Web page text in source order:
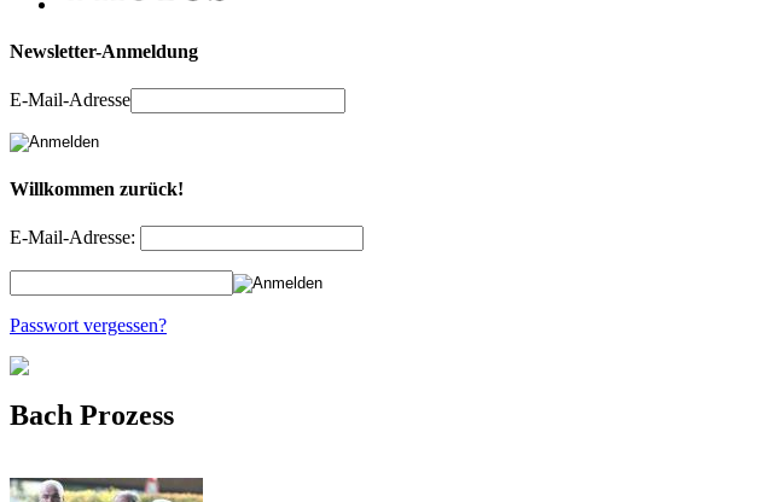
Newsletter-Anmeldung
E-Mail-Adresse
Willkommen zurück!
E-Mail-Adresse:
Passwort vergessen?
Bach Prozess